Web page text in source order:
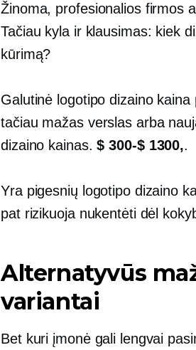
Žinoma, profesionalios firmos
Tačiau kyla ir klausimas: kiek
kūrimą?
Galutinė logotipo dizaino
tačiau mažas verslas arba
dizaino kainas.$ 300-$ 1300,.
Yra pigesnių logotipo dizaino
pat rizikuoja nukentėti dėl
Alternatyvūs
variantai
Bet kuri įmonė gali lengvai